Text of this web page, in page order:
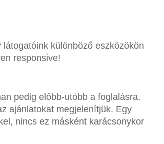
különböző eszközökön
responsive!
pedig előbb-utóbb a foglalásra.
ajánlatokat megjelenítjük. Egy
nincs ez másként karácsonykor